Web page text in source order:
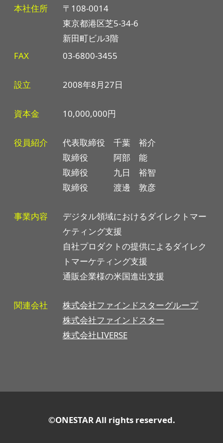
本社住所
〒108-0014
東京都港区芝5-34-6
新田町ビル3階
FAX
03-6800-3455
設立 2008年8月27日
資本金 10,000,000円
役員紹介
代表取締役 千葉 裕介
取締役 阿部 能
取締役 九日 裕智
取締役 渡邊 敦彦
事業内容
デジタル領域におけるダイレクトマー
ケティング支援
自社プロダクトの提供によるダイレク
トマーケティング支援
通販企業様の米国進出支援
関連会社
株式会社ファインドスターグループ
株式会社ファインドスター
株式会社LIVERSE
©ONESTAR All rights reserved.